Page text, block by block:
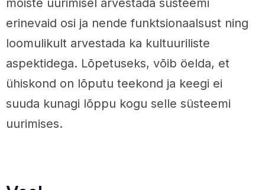
erinevaid osi ja nende funktsionaalsust ning
loomulikult arvestada ka kultuuriliste
aspektidega. Lõpetuseks, võib öelda, et
ühiskond on lõputu teekond ja keegi ei
suuda kunagi lõppu kogu selle süsteemi
uurimises.